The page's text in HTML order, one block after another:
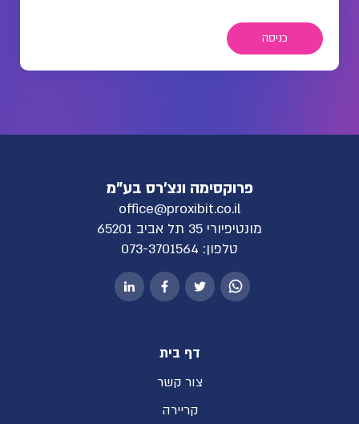
כניסה
פרוקסימה ונצ'רס בע"מ
office@proxibit.co.il
מונטיפיורי 35 תל אביב 65201
טלפון: 073-3701564
דף בית
צור קשר
קריירה